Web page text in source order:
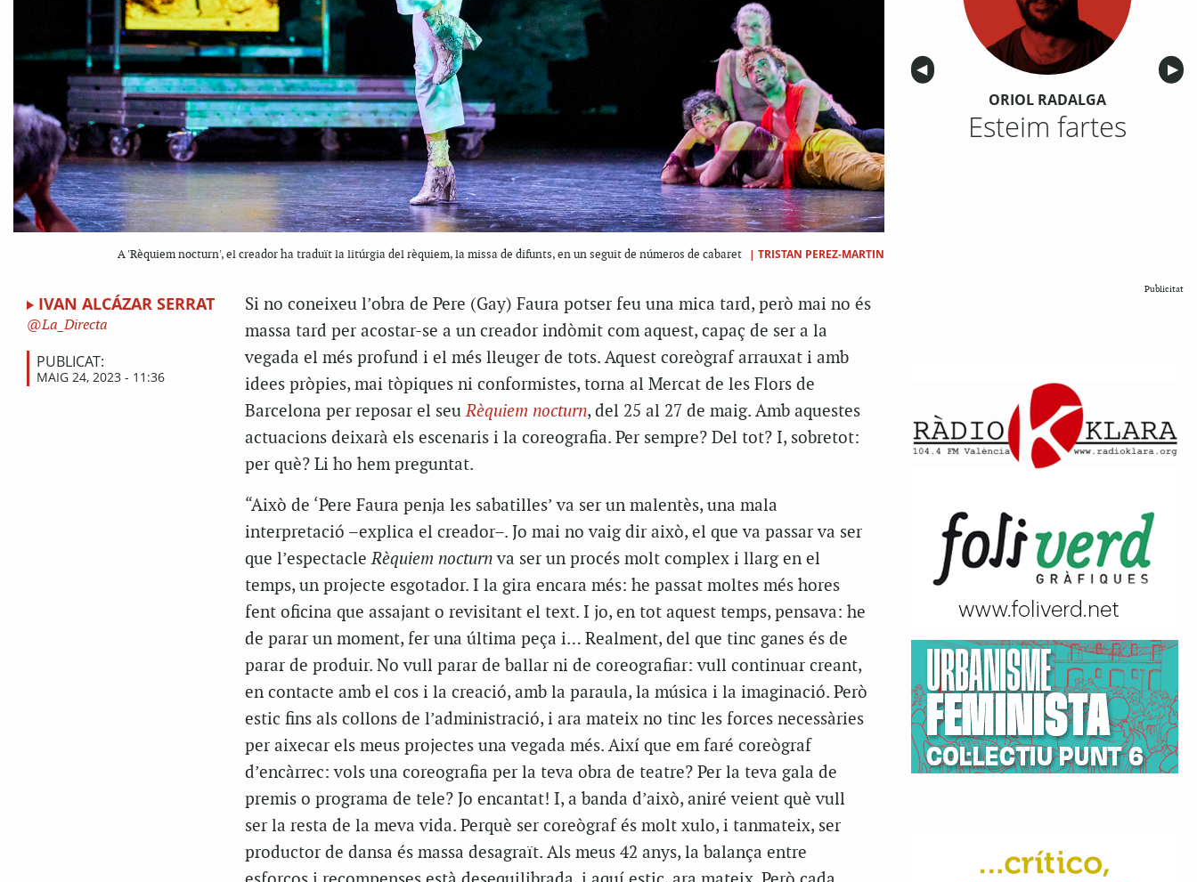
A 'Rèquiem nocturn', el creador ha traduït la litúrgia del rèquiem, la missa de difunts, en un seguit de números de cabaret | TRISTAN PEREZ-MARTIN
IVAN ALCÁZAR SERRAT
La_Directa
PUBLICAT:
MAIG 24, 2023 - 11:36
Si no coneixeu l’obra de Pere (Gay) Faura potser feu una mica tard, però mai no és
massa tard per acostar-se a un creador indòmit com aquest, capaç de ser a la
vegada el més profund i el més lleuger de tots. Aquest coreògraf arrauxat i amb
idees pròpies, mai tòpiques ni conformistes, torna al Mercat de les Flors de
Barcelona per reposar el seuRèquiem nocturn, del 25 al 27 de maig. Amb aquestes
actuacions deixarà els escenaris i la coreografia. Per sempre? Del tot? I, sobretot:
per què? Li ho hem preguntat.
“Això de ‘Pere Faura penja les sabatilles’ va ser un malentès, una mala
interpretació –explica el creador–. Jo mai no vaig dir això, el que va passar va ser
que l’espectacleRèquiem nocturnva ser un procés molt complex i llarg en el
temps, un projecte esgotador. I la gira encara més: he passat moltes més hores
fent oficina que assajant o revisitant el text. I jo, en tot aquest temps, pensava: he
de parar un moment, fer una última peça i… Realment, del que tinc ganes és de
parar de produir. No vull parar de ballar ni de coreografiar: vull continuar creant,
en contacte amb el cos i la creació, amb la paraula, la música i la imaginació. Però
estic fins als collons de l’administració, i ara mateix no tinc les forces necessàries
per aixecar els meus projectes una vegada més. Així que em faré coreògraf
d’encàrrec: vols una coreografia per la teva obra de teatre? Per la teva gala de
premis o programa de tele? Jo encantat! I, a banda d’això, aniré veient què vull
ser la resta de la meva vida. Perquè ser coreògraf és molt xulo, i tanmateix, ser
productor de dansa és massa desagraït. Als meus 42 anys, la balança entre
Anterior
◀︎ ▶︎
ORIOL RADALGA
Esteim fartes
Publicitat